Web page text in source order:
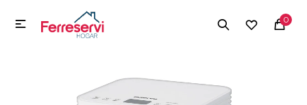
0

MI CUENTA